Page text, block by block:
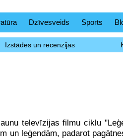
Dzīvesveids Sports
Izstādes un recenzijas
televīzijas filmu ciklu
un leģendām, padarot